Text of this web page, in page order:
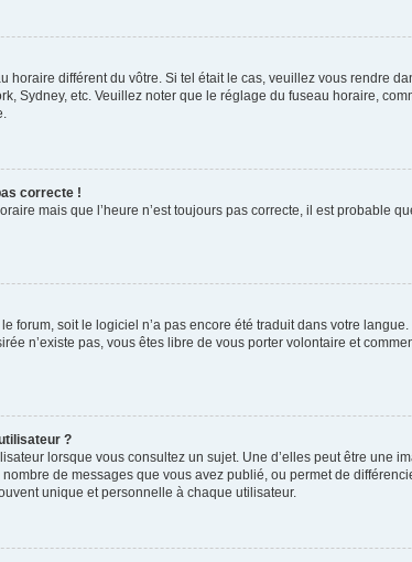
horaire différent du vôtre. Si tel était le cas, veuillez vous rendre
Sydney, etc. Veuillez noter que le réglage du fuseau horaire,
correcte !
mais que l’heure n’est toujours pas correcte, il est probable
forum, soit le logiciel n’a pas encore été traduit dans votre
n’existe pas, vous êtes libre de vous porter volontaire et
?
lorsque vous consultez un sujet. Une d’elles peut être une
de messages que vous avez publié, ou permet de
unique et personnelle à chaque utilisateur.